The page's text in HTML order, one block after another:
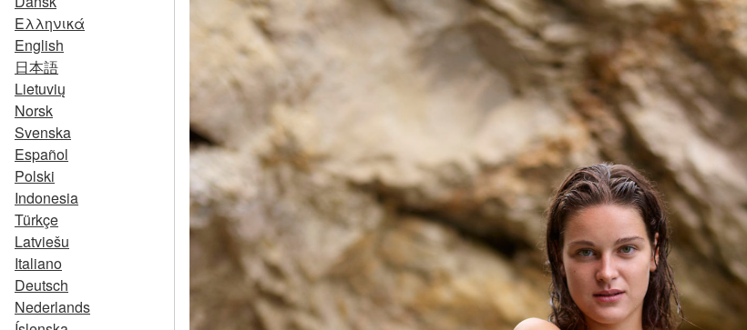
Ελληνικά
English
日本語
Lietuvių
Norsk
Svenska
Español
Polski
Indonesia
Türkçe
Latviešu
Italiano
Deutsch
Nederlands